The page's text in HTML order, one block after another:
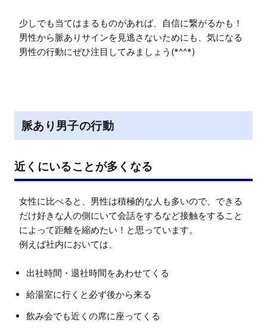
少しでも当てはまるものがあれば、自信に繋がるかも！
男性から脈ありサインを見逃さないためにも、気になる
脈あり男子の行動
近くにいることが多くなる
女性に比べると、男性は積極的な人も多いので、できる
だけ好きな人の側にいて会話をするなど接触をすること
によって距離を縮めたい！と思っています。
出社時間・退社時間をあわせてくる
給湯室に行くと必ず後から来る
飲み会でも近くの席に座ってくる